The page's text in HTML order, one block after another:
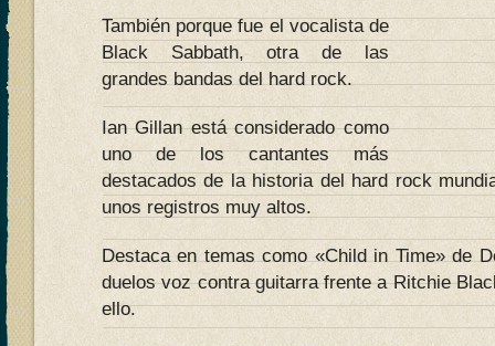
También porque fue el vocalista de
Black Sabbath, otra de las
grandes bandas del hard rock.
Ian Gillan está considerado como
uno de los cantantes más
destacados de la historia del hard rock
unos registros muy altos.
Destaca en temas como «Child in Time» de
duelos voz contra guitarra frente a Ritchie
ello.